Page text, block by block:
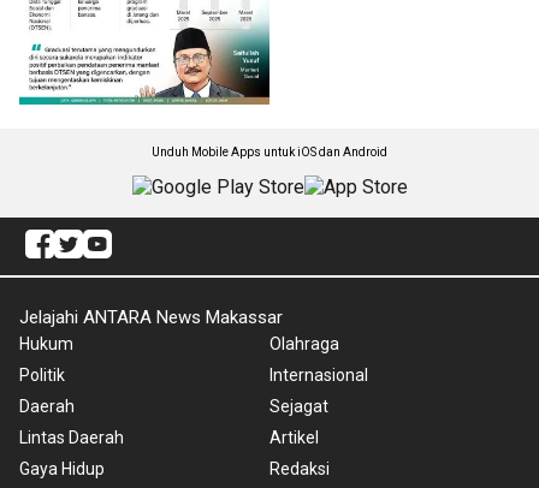
Unduh Mobile Apps untuk iOS dan Android
Jelajahi ANTARA News Makassar
Hukum
Politik
Daerah
Lintas Daerah
Gaya Hidup
Olahraga
Internasional
Sejagat
Artikel
Redaksi